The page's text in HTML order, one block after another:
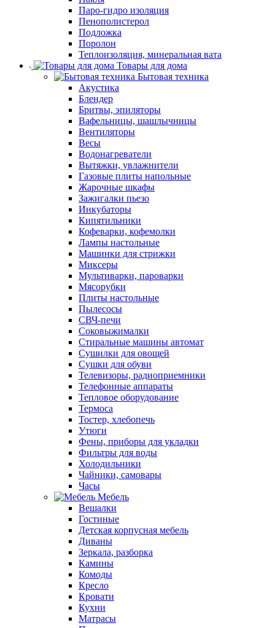
Паро-гидро изоляция
Пенополистерол
Подложка
Поролон
Теплоизоляция, минеральная вата
Товары для дома
Бытовая техника
Акустика
Блендер
Бритвы, эпиляторы
Вафельницы, шашлычницы
Вентиляторы
Весы
Водонагреватели
Вытяжки, увлажнители
Газовые плиты напольные
Жарочные шкафы
Зажигалки пьезо
Инкубаторы
Кипятильники
Кофеварки, кофемолки
Лампы настольные
Машинки для стрижки
Миксеры
Мультиварки, пароварки
Мясорубки
Плиты настольные
Пылесосы
СВЧ-печи
Соковыжималки
Стиральные машины автомат
Сушилки для овощей
Сушки для обуви
Телевизоры, радиоприемники
Телефонные аппараты
Тепловое оборудование
Термоса
Тостер, хлебопечь
Утюги
Фены, приборы для укладки
Фильтры для воды
Холодильники
Чайники, самовары
Часы
Мебель
Вешалки
Гостиные
Детская корпусная мебель
Диваны
Зеркала, разборка
Камины
Комоды
Кресло
Кровати
Кухни
Матрасы